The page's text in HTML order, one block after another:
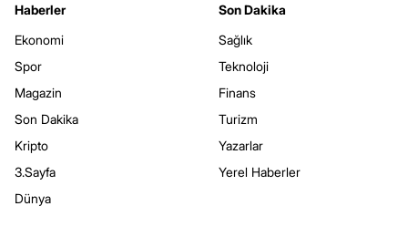
Haberler
Ekonomi
Spor
Magazin
Son Dakika
Kripto
3.Sayfa
Dünya
Son Dakika
Sağlık
Teknoloji
Finans
Turizm
Yazarlar
Yerel Haberler